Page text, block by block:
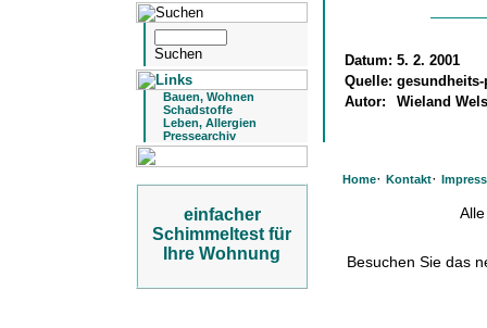
Bauen, Wohnen
Schadstoffe
Leben, Allergien
Pressearchiv
einfacher
Schimmeltest für
Ihre Wohnung
Datum: 5. 2. 2001
Quelle: gesundheits-
Autor:
Wieland
Home· Kontakt·
Besuchen Sie das